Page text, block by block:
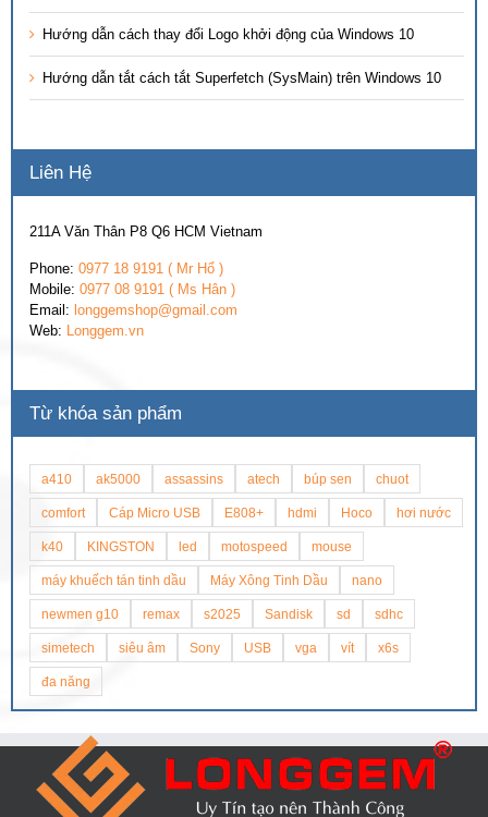
Hướng dẫn cách thay đổi Logo khởi động của Windows 10
Hướng dẫn tắt cách tắt Superfetch (SysMain) trên Windows 10
Liên Hệ
211A Văn Thân P8 Q6 HCM Vietnam
Phone: 0977 18 9191 ( Mr Hổ )
Mobile: 0977 08 9191 ( Ms Hân )
Email: longgemshop@gmail.com
Web: Longgem.vn
Từ khóa sản phẩm
a410 ak5000 assassins atech búp sen chuot
comfort Cáp Micro USB E808+ hdmi Hoco hơi nước
k40 KINGSTON led motospeed mouse
máy khuếch tán tinh dầu Máy Xông Tinh Dầu nano
newmen g10 remax s2025 Sandisk sd sdhc
simetech siêu âm Sony USB vga vít x6s
đa năng